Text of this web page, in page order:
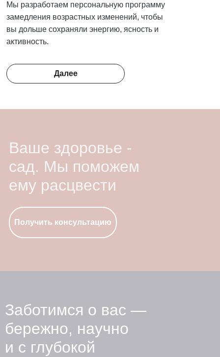
Ваше здоровье -
сад. Мы поможем
ему расцвести
Мы разработаем персональную программу
замедления возрастных изменений, чтобы
вы дольше сохраняли энергию, ясность и
активность.
Далее
Получить консультацию
Заботимся о вас —
бережно, научно
и с глубокой